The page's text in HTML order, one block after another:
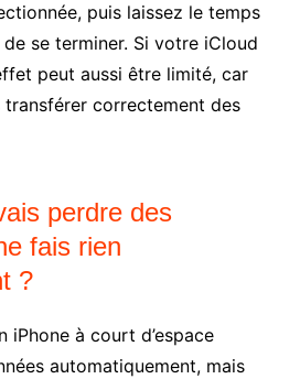
puis laissez le temps
se terminer. Si votre iCloud
peut aussi être limité, car
transférer correctement des
perdre des
fais rien
?
iPhone à court d’espace
automatiquement, mais